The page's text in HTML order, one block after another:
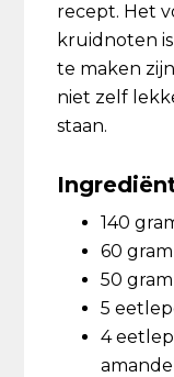
recept. Het
kruidnoten
te maken
niet zelf
staan.
140
60
50
5
4